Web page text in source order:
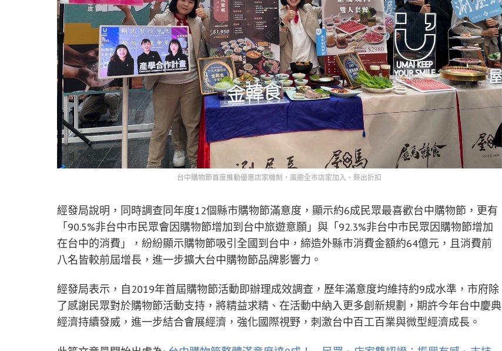
台中購物節首度推動優惠店家機制，廣邀全市店家加入、祭出折扣
經發局說明，同時調查同年度12個縣市購物節滿意度，顯示約6成民眾最喜歡台中購物節，更有
「90.5%非台中市民眾會因購物節增加到台中旅遊意願」與「92.3%非台中市民眾因購物節增加
在台中的消費」，紛紛顯示購物節吸引全國到台中，締造外縣市消費金額約64億元，且消費前
八名皆較前屆增長，進一步擴大台中購物節品牌影響力。
經發局表示，自2019年首屆購物節活動即辦理成效調查，歷年滿意度均維持約9成水準，市府除
了感謝民眾對於購物節活動支持，將精益求精、在活動中納入更多創新規劃，期許今年台中慶典
經濟持續發威，進一步結合會展經濟，強化國際視野，刺激台中百工百業與微型經濟成長。